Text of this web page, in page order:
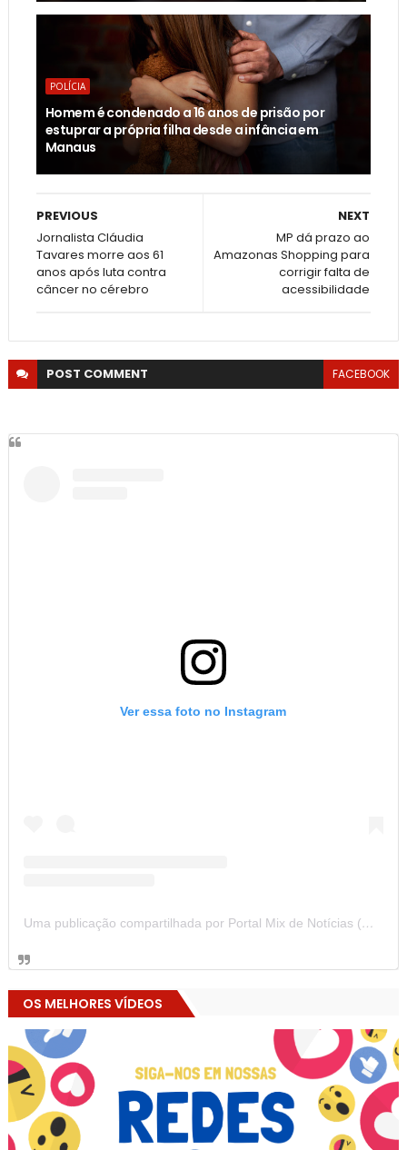
POLÍCIA
Homem é condenado a 16 anos de prisão por
estuprar a própria filha desde a infância em
Manaus
NEXT
MP dá prazo ao
Amazonas Shopping para
corrigir falta de
acessibilidade
PREVIOUS
Jornalista Cláudia
Tavares morre aos 61
anos após luta contra
câncer no cérebro
POST COMMENT FACEBOOK
Ver essa foto no Instagram
Uma publicação compartilhada por Portal Mix de Notícias (@portalmixdenoticias)
OS MELHORES VÍDEOS